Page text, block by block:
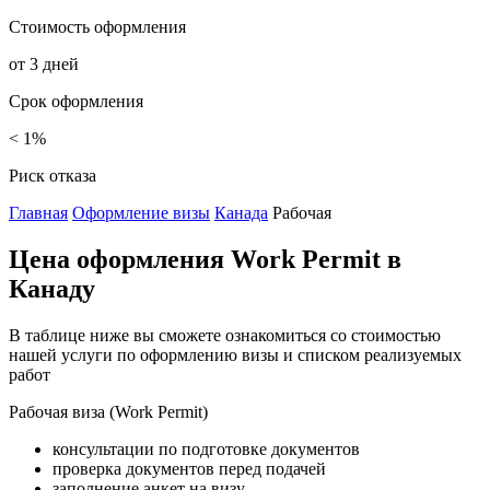
Стоимость оформления
от 3 дней
Срок оформления
< 1%
Риск отказа
Главная Оформление визы Канада Рабочая
Цена оформления Work Permit в
Канаду
В таблице ниже вы сможете ознакомиться со стоимостью
нашей услуги по оформлению визы и списком реализуемых
работ
Рабочая виза (Work Permit)
консультации по подготовке документов
проверка документов перед подачей